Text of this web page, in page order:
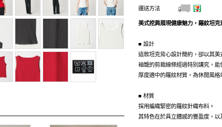
運送方法
美式挖肩展現健康魅力，羅紋坦克
■ 設計
這款坦克背心設計簡約，卻以其
袖籠的剪裁線條經過特別講究，
厚度適中的羅紋材質，為休閒風格
■ 材質
採用編織緊密的羅紋針織布料。
其特色在於具立體感的豐盈度，